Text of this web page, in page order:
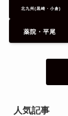
北九州(黒崎・小倉)
薬院・平尾
人気記事